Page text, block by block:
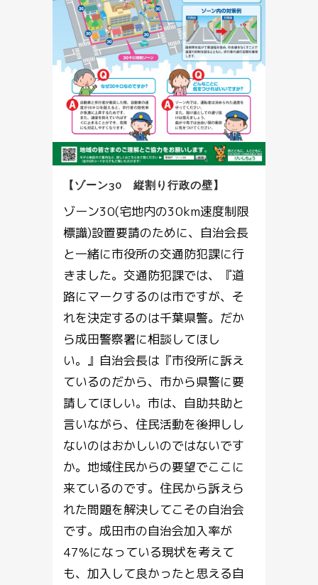
【ゾーン30 縦割り行政の壁】
ゾーン30(宅地内の30km速度制限
標識)設置要請のために、自治会長
と一緒に市役所の交通防犯課に行
きました。交通防犯課では、『道
路にマークするのは市ですが、そ
れを決定するのは千葉県警。だか
ら成田警察署に相談してほし
い。』自治会長は『市役所に訴え
ているのだから、市から県警に要
請してほしい。市は、自助共助と
言いながら、住民活動を後押しし
ないのはおかしいのではないです
か。地域住民からの要望でここに
来ているのです。住民から訴えら
れた問題を解決してこその自治会
です。成田市の自治会加入率が
47%になっている現状を考えて
も、加入して良かったと思える自